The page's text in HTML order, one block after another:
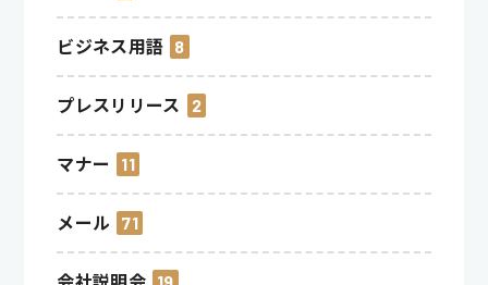
ビジネス用語 8
プレスリリース 2
マナー 11
メール 71